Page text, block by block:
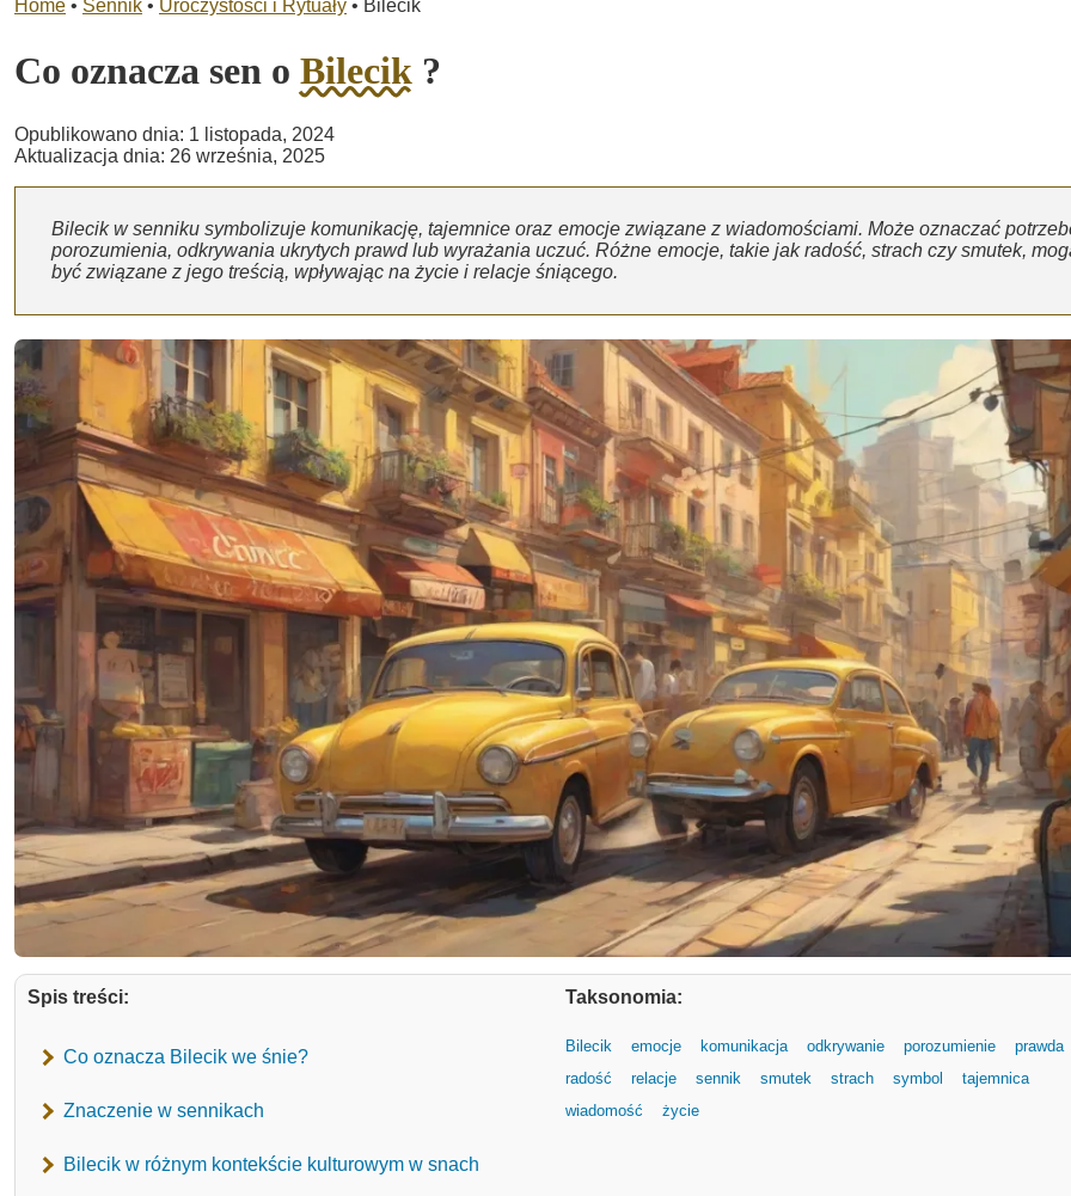
Home • Sennik • Uroczystości i Rytuały • Bilecik
Co oznacza sen o Bilecik ?
Opublikowano dnia: 1 listopada, 2024
Aktualizacja dnia: 26 września, 2025
Bilecik w senniku symbolizuje komunikację, tajemnice oraz emocje związane z wiadomościami. Może oznaczać
porozumienia, odkrywania ukrytych prawd lub wyrażania uczuć. Różne emocje, takie jak radość, strach czy smutek,
być związane z jego treścią, wpływając na życie i relacje śniącego.
Spis treści:
Co oznacza Bilecik we śnie?
Znaczenie w sennikach
Bilecik w różnym kontekście kulturowym w snach
Taksonomia:
Bilecik emocje komunikacja odkrywanie porozumienie
prawda
radość
relacje sennik smutek strach symbol
tajemnica
wiadomość
życie